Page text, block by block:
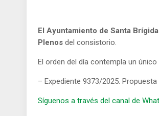
El Ayuntamiento de Santa Brígida
Plenos del consistorio.
El orden del día contempla un
– Expediente 9373/2025.
Síguenos a través del canal de